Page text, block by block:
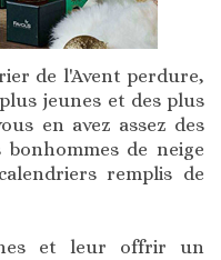
de l'Avent perdure,
jeunes et des plus
en avez assez des
de neige
remplis de
et leur offrir un